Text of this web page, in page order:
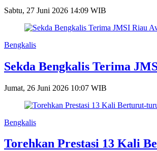
Sabtu, 27 Juni 2026 14:09 WIB
Bengkalis
Sekda Bengkalis Terima
Jumat, 26 Juni 2026 10:07 WIB
Bengkalis
Torehkan Prestasi 13 Kali